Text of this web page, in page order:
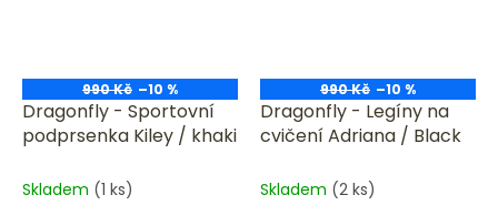
990 Kč –10 %
Dragonfly - Sportovní
podprsenka Kiley / khaki
Skladem (1 ks)
990 Kč –10 %
Dragonfly - Legíny na
cvičení Adriana / Black
Skladem (2 ks)